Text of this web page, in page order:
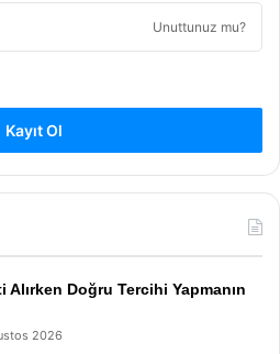
Unuttunuz mu?
Kayıt Ol
Alırken Doğru Tercihi Yapmanın
2026